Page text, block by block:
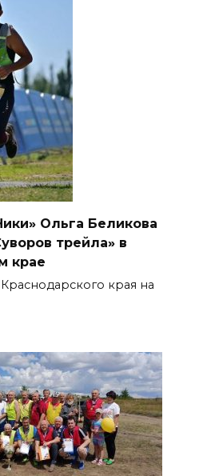
Ольга Беликова
трейла» в
крае
края на